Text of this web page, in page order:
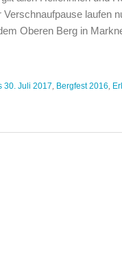
laufen
Oberen Berg in
30. Juli 2017, Bergfest 2016,